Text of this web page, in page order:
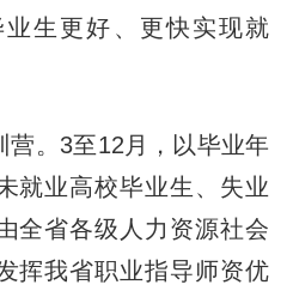
生更好、更快实现就
。3至12月，以毕业年
就业高校毕业生、失业
全省各级人力资源社会
挥我省职业指导师资优